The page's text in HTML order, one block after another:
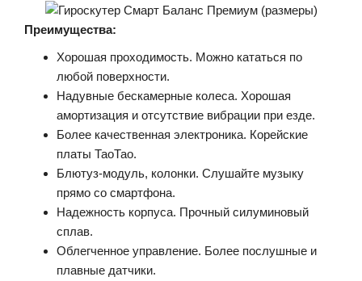
Преимущества:
Хорошая проходимость. Можно кататься по
любой поверхности.
Надувные бескамерные колеса. Хорошая
амортизация и отсутствие вибрации при езде.
Более качественная электроника. Корейские
платы ТаоТао.
Блютуз-модуль, колонки. Слушайте музыку
прямо со смартфона.
Надежность корпуса. Прочный силуминовый
сплав.
Облегченное управление. Более послушные и
плавные датчики.